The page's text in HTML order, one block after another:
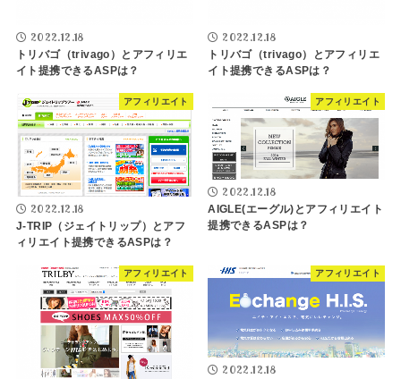
2022.12.18
トリバゴ（trivago）とアフィリエ
イト提携できるASPは？
2022.12.18
トリバゴ（trivago）とアフィリエ
イト提携できるASPは？
アフィリエイト
2022.12.18
J-TRIP（ジェイトリップ）とアフ
ィリエイト提携できるASPは？
アフィリエイト
2022.12.18
AIGLE(エーグル)とアフィリエイト
提携できるASPは？
アフィリエイト アフィリエイト
2022.12.18